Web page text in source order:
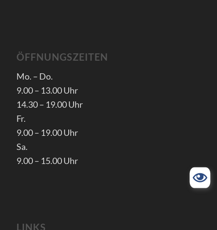
ÖFFNUNGSZEITEN
Mo. – Do.
9.00 – 13.00 Uhr
14.30 – 19.00 Uhr
Fr.
9.00 – 19.00 Uhr
Sa.
9.00 – 15.00 Uhr
LINKS